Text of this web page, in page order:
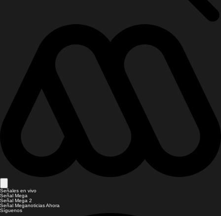
Señales en vivo
Señal Mega
Señal Mega 2
Señal Meganoticias Ahora
Síguenos